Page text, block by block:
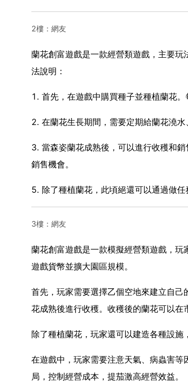
2樓：網友
蘭花創富遊戲是一款經營類遊戲，主要
法說明：
1. 首先，在遊戲中購買種子並種植蘭花
2. 在蘭花生長期間，需要定期給蘭花澆水
3. 當森姿蘭花成熟後，可以進行收穫和
銷售機會。
5. 除了種植蘭花，此頃絕還可以通過做
3樓：網友
蘭花創富遊戲是一款模擬經營類遊戲，
遊戲貨幣並擴大園區規模。
首先，玩家需要選擇乙個空地來建立自
花成熟後進行收穫。收穫後的蘭花可以
除了種植蘭花，玩家還可以建造各種設施
在遊戲中，玩家需要注意天氣、病蟲害
局，控制經營成本，提茄激高經營效益。